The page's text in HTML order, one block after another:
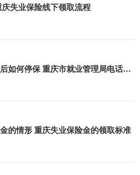
失业保险线下领取流程
重庆失业金在找到工作后如何停保 重庆市就业管理局电话一览
的情形 重庆失业保险金的领取标准